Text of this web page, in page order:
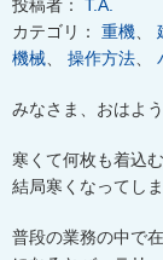
投稿者：
T.A.
カテゴリ： 重機
機械
操作方法
みなさま、おはよ
寒くて何枚も着込
結局寒くなってし
普段の業務の中で